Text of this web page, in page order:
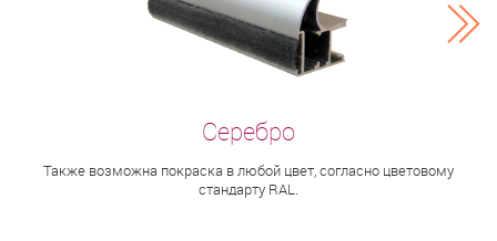
Также возможна покраска в любой цвет, согласно цветовому
стандарту RAL.